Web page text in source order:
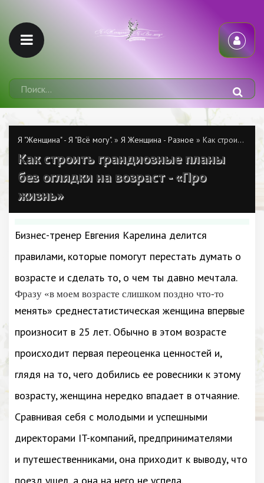
Я "Женщина" - Я "Всё могу". » Я Женщина - Разное » Как строить грандиозные планы без оглядки на возраст - «Про жизнь»
Как строить грандиозные планы
без оглядки на возраст - «Про
жизнь»
Бизнес-тренер Евгения Карелина делится
правилами, которые помогут перестать думать о
возрасте и сделать то, о чем ты давно мечтала.
Фразу «в моем возрасте слишком поздно что-то
менять» среднестатистическая женщина впервые
произносит в 25 лет. Обычно в этом возрасте
происходит первая переоценка ценностей и,
глядя на то, чего добились ее ровесники к этому
возрасту, женщина нередко впадает в отчаяние.
Сравнивая себя с молодыми и успешными
директорами IT-компаний, предпринимателями
и путешественниками, она приходит к выводу, что